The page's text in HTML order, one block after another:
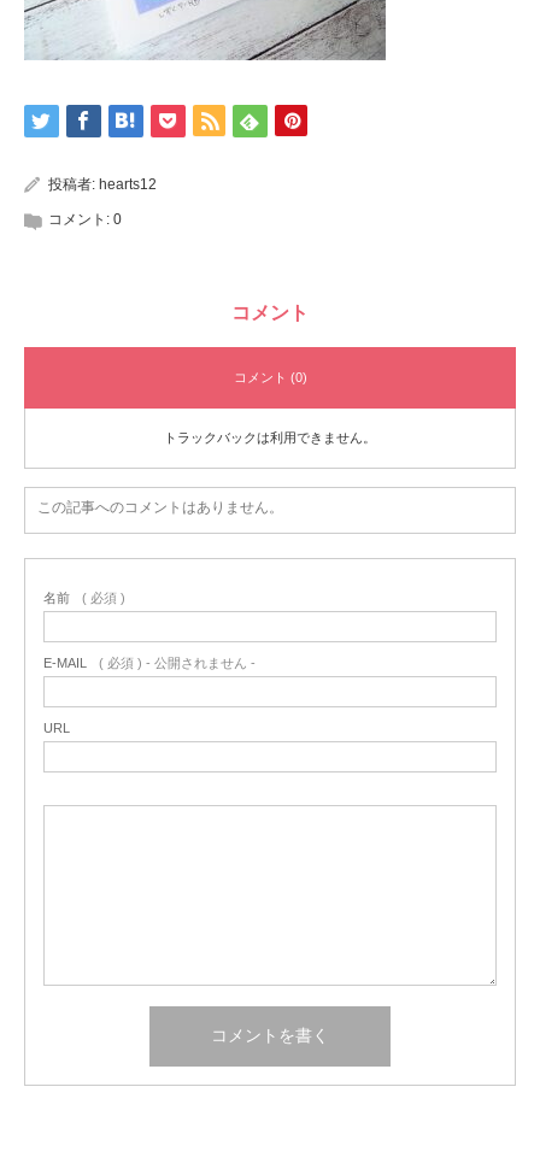
投稿者: hearts12
コメント: 0
コメント
コメント (0)
トラックバックは利用できません。
この記事へのコメントはありません。
名前 ( 必須 )
E-MAIL ( 必須 ) - 公開されません -
URL